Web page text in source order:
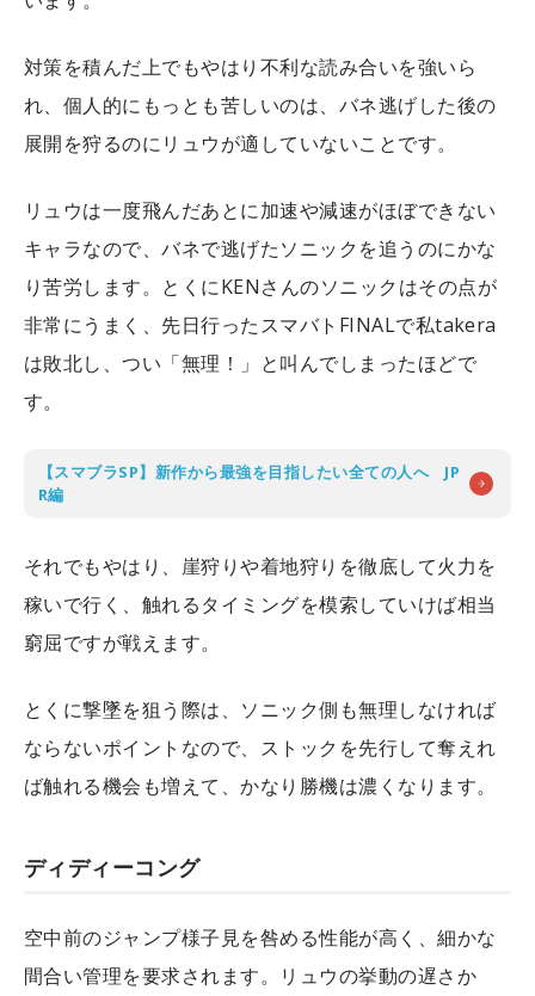
対策を積んだ上でもやはり不利な読み合いを強いら
れ、個人的にもっとも苦しいのは、バネ逃げした後の
展開を狩るのにリュウが適していないことです。
リュウは一度飛んだあとに加速や減速がほぼできない
キャラなので、バネで逃げたソニックを追うのにかな
り苦労します。とくにKENさんのソニックはその点が
非常にうまく、先日行ったスマバトFINALで私takera
は敗北し、つい「無理！」と叫んでしまったほどで
す。
【スマブラSP】新作から最強を目指したい全ての人へ JP
R編
それでもやはり、崖狩りや着地狩りを徹底して火力を
稼いで行く、触れるタイミングを模索していけば相当
窮屈ですが戦えます。
とくに撃墜を狙う際は、ソニック側も無理しなければ
ならないポイントなので、ストックを先行して奪えれ
ば触れる機会も増えて、かなり勝機は濃くなります。
ディディーコング
空中前のジャンプ様子見を咎める性能が高く、細かな
間合い管理を要求されます。リュウの挙動の遅さか